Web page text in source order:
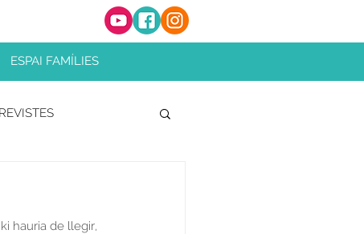
ESPAI FAMÍLIES
hauria de llegir,